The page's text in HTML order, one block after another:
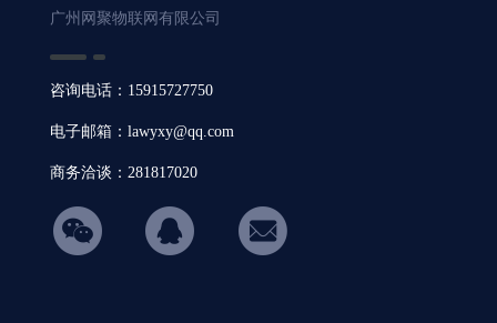
广州网聚物联网有限公司
咨询电话：15915727750
电子邮箱：lawyxy@qq.com
商务洽谈：281817020
hicon34